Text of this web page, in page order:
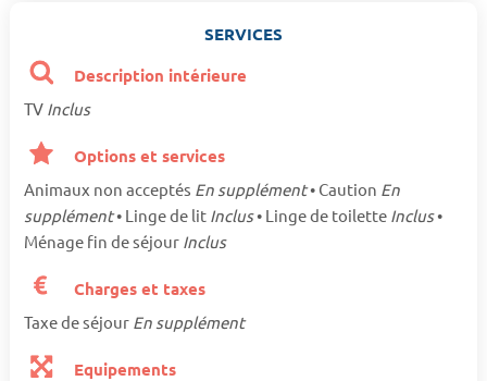
SERVICES
Description intérieure
TV Inclus
Options et services
Animaux non acceptés En supplément• Caution En
supplément• Linge de lit Inclus• Linge de toilette Inclus•
Ménage fin de séjour Inclus
Charges et taxes
Taxe de séjour En supplément
Equipements